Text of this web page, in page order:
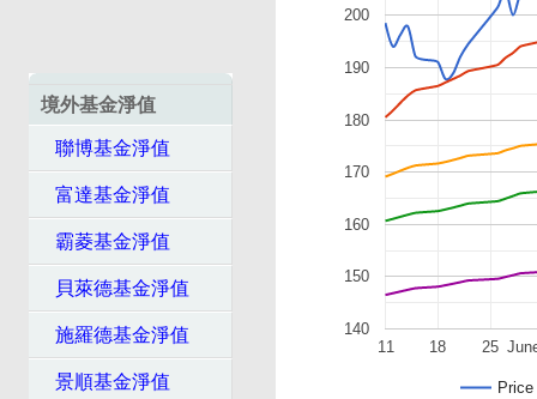
境外基金淨值
聯博基金淨值
富達基金淨值
霸菱基金淨值
貝萊德基金淨值
施羅德基金淨值
景順基金淨值 Price
11 18 25
140
150
160
170
180
190
200